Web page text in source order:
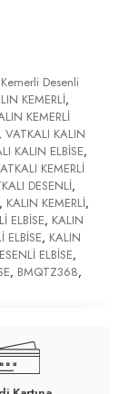
Kemerli Desenli
KEMERLİ,
KEMERLİ
, VATKALI KALIN
KALIN ELBİSE,
KEMERLİ
DESENLİ,
, KALIN KEMERLİ,
ELBİSE, KALIN
ELBİSE, KALIN
ELBİSE,
, BMQTZ368,